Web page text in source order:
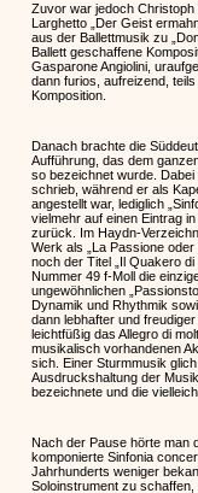
Zuvor war jedoch
Larghetto „Der Geist
aus der Ballettmusik zu
Ballett geschaffene
Gasparone Angiolini,
dann furios, aufreizend,
Komposition.
Danach brachte die
Aufführung, das dem
so bezeichnet wurde.
schrieb, während er als
angestellt war, lediglich
vielmehr auf einen Eintrag
zurück. Im Haydn-
Werk als „La Passione
noch der Titel „Il Quakero di
Nummer 49 f-Moll die
ungewöhnlichen
Dynamik und Rhythmik
dann lebhafter und
leichtfüßig das Allegro di
musikalisch vorhandenen
sich. Einer Sturmmusik
Ausdruckshaltung der
bezeichnete und die
Nach der Pause hörte man
komponierte Sinfonia
Jahrhunderts weniger
Soloinstrument zu